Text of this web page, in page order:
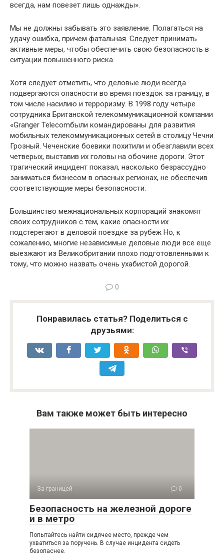
всегда, нам повезет лишь однажды».
Мы не должны забывать это заявление. Полагаться на
удачу ошибка, причем фатальная. Следует принимать
активные меры, чтобы обеспечить свою безопасность в
ситуации повышенного риска.
Хотя следует отметить, что деловые люди всегда
подвергаются опасности во время поездок за границу, в
том числе насилию и терроризму. В 1998 году четыре
сотрудника Британской телекоммуникационной компании
«Granger Telecomбыли командированы для развития
мобильных телекоммуникационных сетей в столицу Чечни
Грозный. Чеченские боевики похитили и обезглавили всех
четверых, выставив их головы на обочине дороги. Этот
трагический инцидент показал, насколько безрассудно
заниматься бизнесом в опасных регионах, не обеспечив
соответствующие меры безопасности.
Большинство межнациональных корпораций знакомят
своих сотрудников с тем, какие опасности их
подстерегают в деловой поездке за рубеж Но, к
сожалению, многие независимые деловые люди все еще
выезжают из Великобритании плохо подготовленными к
тому, что можно назвать очень ухабистой дорогой.
0
Понравилась статья? Поделиться с
друзьями:
Вам также может быть интересно
За границей 0
Безопасность на железной дороге
и в метро
Попытайтесь найти сидячее место, прежде чем
ухватиться за поручень. В случае инцидента сидеть
безопаснее.